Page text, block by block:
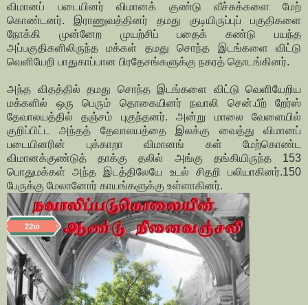
விமானப் படையினர் விமானக் குண்டு வீச்சுக்களை மேற்
கொண்டனர். இராணுவத்தினர் தமது குடியிருப்புப் பகுதிகளை
நோக்கி முன்னேற முயற்சிப் பதைக் கண்டு பயந்த
அப்பகுதிகளிலிருந்த மக்கள் தமது சொந்த இடங்களை விட்டு
வெளியேறி பாதுகாப்பான பிரதேசங்களுக்கு நகரத் தொடங்கினர்.
அந்த விதத்தில் தமது சொந்த இடங்களை விட்டு வெளியேறிய
மக்களில் ஒரு பெரும் தொகையினர் நவாலி சென்.பீற் றேர்ஸ்
தேவாலயத்தில் தஞ்சம் புகுந்தனர். அன்று மாலை வேளையில்
குறிப்பிட்ட அந்தத் தேவாலயத்தை இலக்கு வைத்து விமானப்
படையினரின் புக்காறா விமானங் கள் மேற்கொண்ட
விமானக்குண்டுத் தாக்கு தலில் அங்கு தங்கியிருந்த 153
பொதுமக்கள் அந்த இடத்திலேயே உடல் சிதறி பலியாகினர்.150
பேருக்கு மேலானோர் காயங்களுக்கு உள்ளாகினர்.